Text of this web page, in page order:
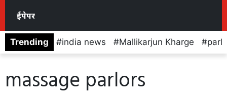
ईपेपर
Trending india news Mallikarjun Kharge
massage parlors